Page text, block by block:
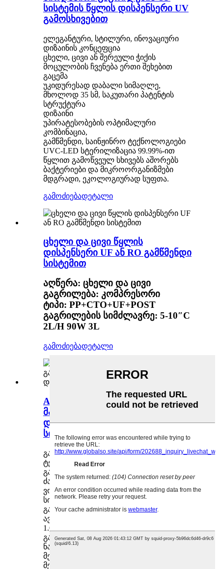
სისტემის წყლის დისპენსერი UV
გამოსხივებით
ელეგანტური, სტილური, ინოვაციური
დიზაინის კონცეფცია
ცხელი, ცივი ან შერეული ჭიქის
მოცულობის ჩვენება ერთი შეხებით
გაცემა
უკიდურესად დაბალი სიმაღლე,
მხოლოდ 35 სმ, საკუთარი პატენტის
სტრუქტურა
დიზაინი
უპირატესობების ოპტიმალური
კომბინაცია,
გამწმენდი, საინჟინრო ტექნოლოგიები
UVC-LED სტერილიზაცია 99.99%-ით
წყლით გამოწვეულ სხივებს აშორებს
ბაქტერიები და მიკროორგანიზმები
მდგრადი, ეკოლოგიურად სუფთა.
გამოძიებადეტალი
ცხელი და ცივი წყლის
დისპენსერი UF ან RO გამწმენდი
სისტემით
აღწერა: ცხელი და ცივი
გაგრილება: კომპრესორი
ტიპი: PP+CTO+UF+POST
გაგრილების სიმძლავრე: 5-10″C
2L/H 90W 3L
გამოძიებადეტალი
Aquatal-ის სამზარეულოს
მაგიდაზე განთავსებული ცხელი
და ცივი წყლის დისპენსერი UV
სისტემით
გათბობისა და გაგრილების
ტექნოლოგია: ავზის გათბობა და
გაგრილება
ძაბვა (220-240 ვოლტი, 50 ჰერცი)/ (115
ვოლტი, 60 ჰერცი)
სიმძლავრე: 580W, გათბობა: 500W,
გაგრილება: 80W
ავზის მოცულობა: 2.5 ლ (1.5 ლ ცივი ავზი;
1.0 ლ ცხელი ავზი)
გამწმენდი სისტემა 1
AC- (ნალექი +
ნახშირბადის ბოჭკოვანი)
მე-2: UF მემბრანა + ACF
მესამე: LED ულტრაიისფერი